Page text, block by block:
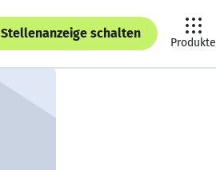
Stellenanzeige schalten
Produkte